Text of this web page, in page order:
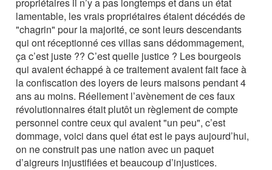
lamentable, les vrais propriétaires étaient décédés de
"chagrin" pour la majorité, ce sont leurs descendants
qui ont réceptionné ces villas sans dédommagement,
ça c’est juste ?? C’est quelle justice ? Les bourgeois
qui avaient échappé à ce traitement avaient fait face à
la confiscation des loyers de leurs maisons pendant 4
ans au moins. Réellement l’avènement de ces faux
révolutionnaires était plutôt un règlement de compte
personnel contre ceux qui avaient "un peu", c’est
dommage, voici dans quel état est le pays aujourd’hui,
on ne construit pas une nation avec un paquet
d’aigreurs injustifiées et beaucoup d’injustices.